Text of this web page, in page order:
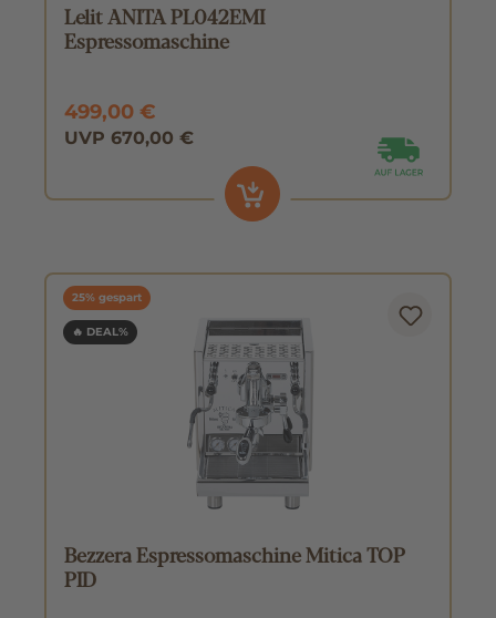
Lelit ANITA PL042EMI
Espressomaschine
499,00 €
UVP 670,00 €
25% gespart
🔥 DEAL%
Bezzera Espressomaschine Mitica TOP
PID